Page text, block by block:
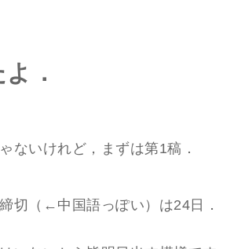
．
ないけれど，まずは第1稿．
切（←中国語っぽい）は24日．